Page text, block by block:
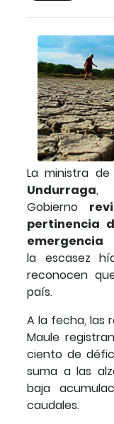
La ministra de
Undurraga,
Gobierno
pertinencia
emergencia
la escasez
reconocen
país.
A la fecha, las
Maule
ciento de
suma a las
baja
caudales.